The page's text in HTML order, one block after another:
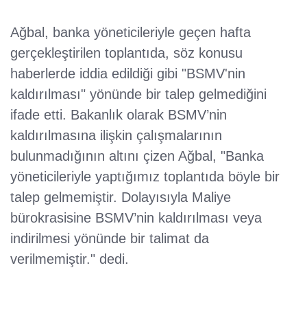
Ağbal, banka yöneticileriyle geçen hafta
gerçekleştirilen toplantıda, söz konusu
haberlerde iddia edildiği gibi "BSMV'nin
kaldırılması" yönünde bir talep gelmediğini
ifade etti. Bakanlık olarak BSMV’nin
kaldırılmasına ilişkin çalışmalarının
bulunmadığının altını çizen Ağbal, "Banka
yöneticileriyle yaptığımız toplantıda böyle bir
talep gelmemiştir. Dolayısıyla Maliye
bürokrasisine BSMV’nin kaldırılması veya
indirilmesi yönünde bir talimat da
verilmemiştir." dedi.